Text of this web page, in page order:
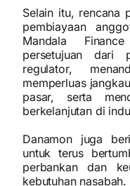
Selain itu, rencana
pembiayaan
Mandala
persetujuan dari
regulator,
memperluas
pasar, serta
berkelanjutan di
Danamon juga
untuk terus
perbankan dan
kebutuhan